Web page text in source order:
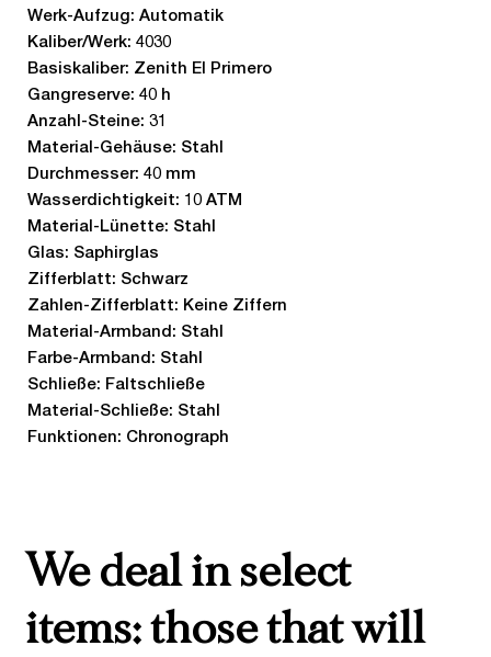
Werk-Aufzug: Automatik
Kaliber/Werk: 4030
Basiskaliber: Zenith El Primero
Gangreserve: 40 h
Anzahl-Steine: 31
Material-Gehäuse: Stahl
Durchmesser: 40 mm
Wasserdichtigkeit: 10 ATM
Material-Lünette: Stahl
Glas: Saphirglas
Zifferblatt: Schwarz
Zahlen-Zifferblatt: Keine Ziffern
Material-Armband: Stahl
Farbe-Armband: Stahl
Schließe: Faltschließe
Material-Schließe: Stahl
Funktionen: Chronograph
We deal in select
items: those that will